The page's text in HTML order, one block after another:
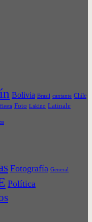
Bolivia Brasil cantante Chile
fiesta Foto Lakino Latinale
Fotografía General
Política